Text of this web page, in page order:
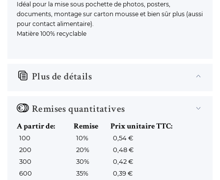
Idéal pour la mise sous pochette de photos, posters,
documents, montage sur carton mousse et bien sûr plus (aussi
pour contact alimentaire).
Matière 100% recyclable
Plus de détails
Remises quantitatives
A partir de: Remise
Prix unitaire TTC:
100
10%
0,54 €
200
20%
0,48 €
300
30%
0,42 €
600
35% 0,39 €